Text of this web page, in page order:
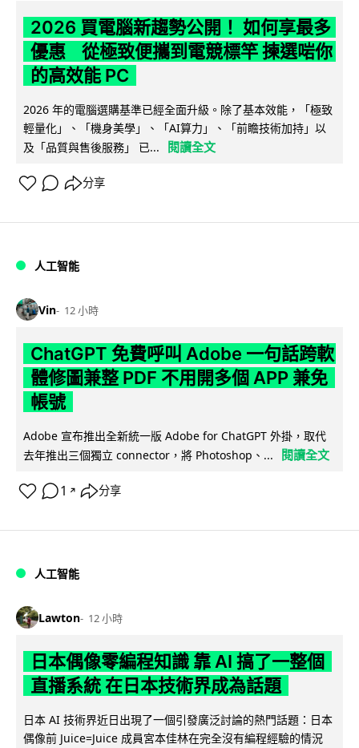
2026 買電腦新趨勢公開！ 如何享最多
優惠 從極致便攜到電競標竿 揀選啱你
的高效能 PC
2026 年的電腦選購基準已經全面升級。除了基本效能，「極致
輕量化」、「機身美學」、「AI算力」、「前瞻技術加持」以
及「品質與售後服務」 已...
閱讀全文
分享
人工智能
Vin 12 小時
ChatGPT 免費呼叫 Adobe 一句話跨軟
體修圖兼整 PDF 不用開多個 APP 兼免
帳號
Adobe 宣布推出全新統一版 Adobe for ChatGPT 外掛，取代
去年推出三個獨立 connector，將 Photoshop、...
閱讀全文
1 ↗ 分享
人工智能
Lawton 12 小時
日本偶像零編程知識 靠 AI 搞了一整個
直播系統 在日本技術界成為話題
日本 AI 技術界近日出現了一個引發廣泛討論的熱門話題：日本
偶像前 Juice=Juice 成員宮本佳林在完全沒有編程經驗的情況